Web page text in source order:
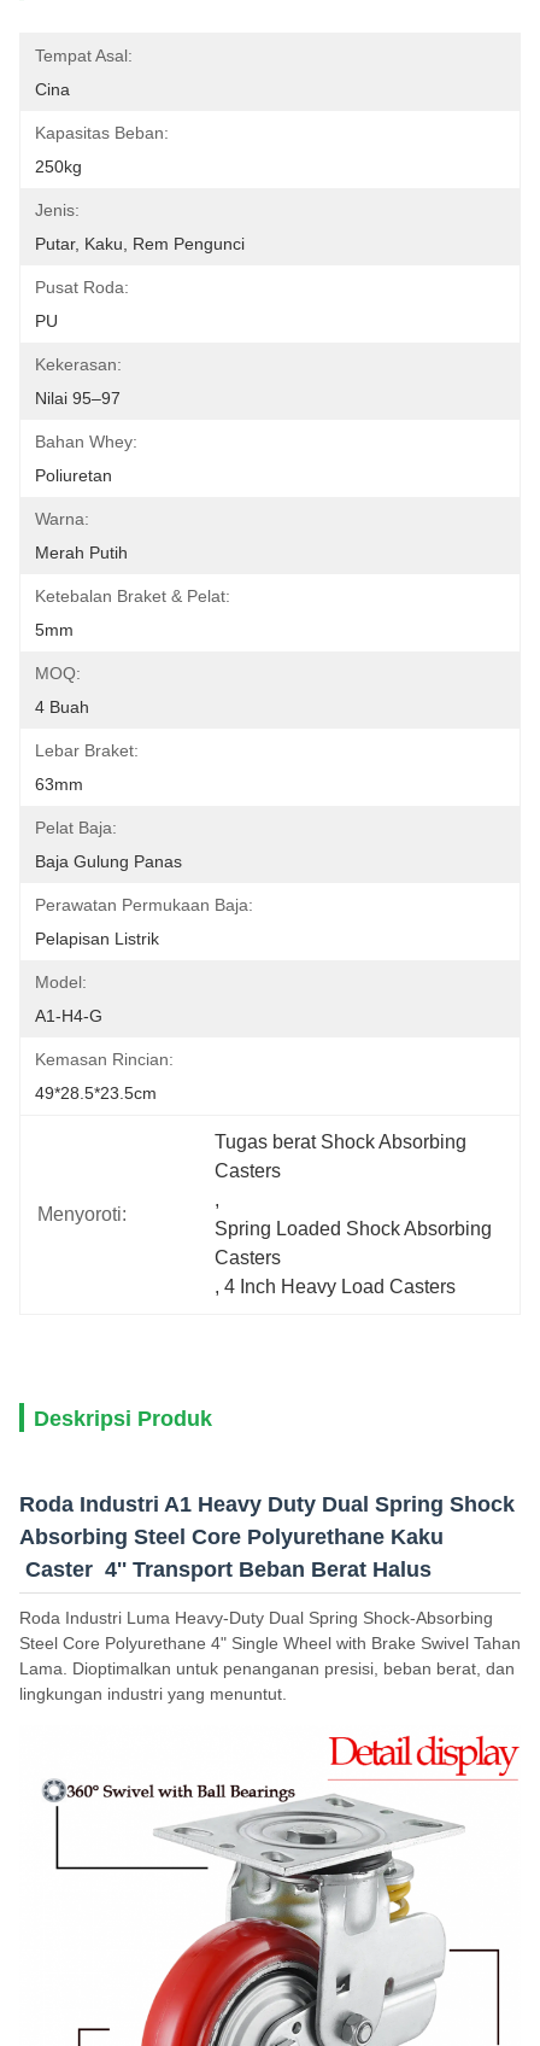
Tempat Asal:
Cina
Kapasitas Beban:
250kg
Jenis:
Putar, Kaku, Rem Pengunci
Pusat Roda:
PU
Kekerasan:
Nilai 95–97
Bahan Whey:
Poliuretan
Warna:
Merah Putih
Ketebalan Braket & Pelat:
5mm
MOQ:
4 Buah
Lebar Braket:
63mm
Pelat Baja:
Baja Gulung Panas
Perawatan Permukaan Baja:
Pelapisan Listrik
Model:
A1-H4-G
Kemasan Rincian:
49*28.5*23.5cm
Menyoroti:
Tugas berat Shock Absorbing
Casters
,
Spring Loaded Shock Absorbing
Casters
, 4 Inch Heavy Load Casters
Deskripsi Produk
Roda Industri A1 Heavy Duty Dual Spring Shock
Absorbing Steel Core Polyurethane Kaku
Caster 4'' Transport Beban Berat Halus
Roda Industri Luma Heavy-Duty Dual Spring Shock-Absorbing
Steel Core Polyurethane 4" Single Wheel with Brake Swivel Tahan
Lama. Dioptimalkan untuk penanganan presisi, beban berat, dan
lingkungan industri yang menuntut.